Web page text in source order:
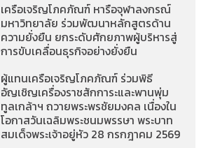
เครือเจริญโภคภัณฑ์ หารือจุฬาลงกรณ์
มหาวิทยาลัย ร่วมพัฒนาหลักสูตรด้าน
ความยั่งยืน ยกระดับศักยภาพผู้บริหารสู่
การขับเคลื่อนธุรกิจอย่างยั่งยืน
ผู้แทนเครือเจริญโภคภัณฑ์ ร่วมพิธี
อัญเชิญเครื่องราชสักการะและพานพุ่ม
ทูลเกล้าฯ ถวายพระพรชัยมงคล เนื่องใน
โอกาสวันเฉลิมพระชนมพรรษา พระบาท
สมเด็จพระเจ้าอยู่หัว 28 กรกฎาคม 2569